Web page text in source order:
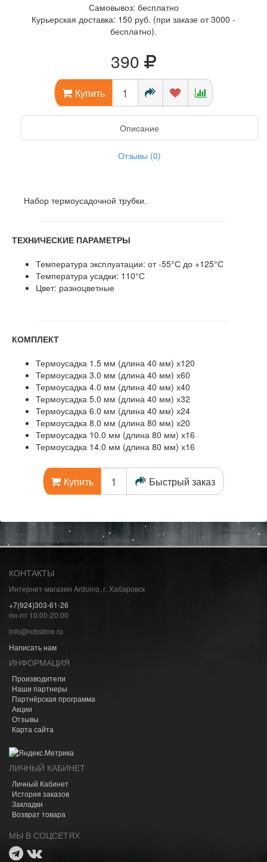
Самовывоз: бесплатно
Курьерская доставка: 150 руб. (при заказе от 3000 -
бесплатно).
390
Купить
Описание
Отзывы (0)
Набор термоусадочной трубки.
ТЕХНИЧЕСКИЕ ПАРАМЕТРЫ
Температура эксплуатации: от -55°С до +125°С
Температура усадки: 110°С
Цвет: разноцветные
КОМПЛЕКТ
Термоусадка 1.5 мм (длина 40 мм) х120
Термоусадка 3.0 мм (длина 40 мм) х60
Термоусадка 4.0 мм (длина 40 мм) х40
Термоусадка 5.0 мм (длина 40 мм) х32
Термоусадка 6.0 мм (длина 40 мм) х24
Термоусадка 8.0 мм (длина 80 мм) х20
Термоусадка 10.0 мм (длина 80 мм) х16
Термоусадка 14.0 мм (длина 80 мм) х16
Купить Быстрый заказ
КОНТАКТЫ
Интернет-магазин Arduino, г. Хабаровск
+7(924)303-61-26
пн-пт 10:00-20:00
info@robstore.ru
Написать нам
ИНФОРМАЦИЯ
Производители
Наши партнеры
Партнёрская программа
Акции
Отзывы
Карта сайта
ЛИЧНЫЙ КАБИНЕТ
Личный Кабинет
История заказов
Закладки
Возврат товара
МЫ В СОЦСЕТЯХ